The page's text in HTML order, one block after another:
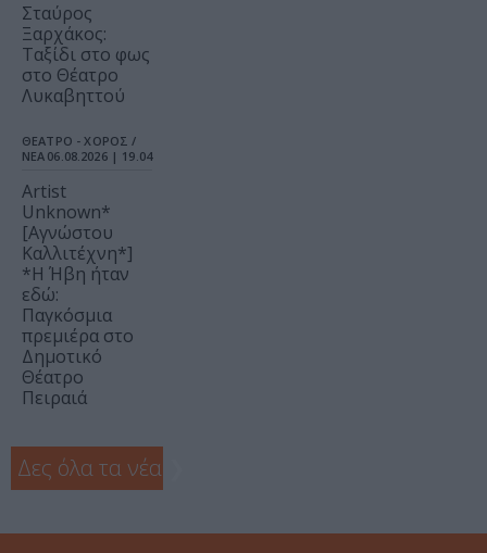
Σταύρος
Ξαρχάκος:
Ταξίδι στο φως
στο Θέατρο
Λυκαβηττού
ΘΕΑΤΡΟ - ΧΟΡΟΣ /
ΝΕΑ 06.08.2026 | 19.04
Artist
Unknown*
[Αγνώστου
Καλλιτέχνη*]
*Η Ήβη ήταν
εδώ:
Παγκόσμια
πρεμιέρα στο
Δημοτικό
Θέατρο
Πειραιά
Δες όλα τα νέα